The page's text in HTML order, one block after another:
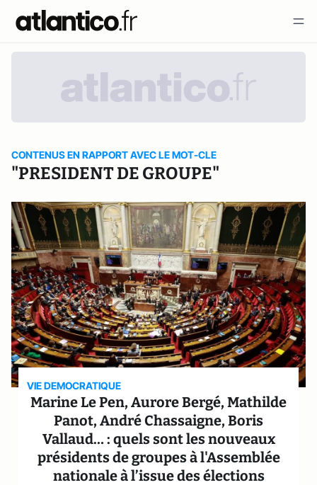
CONTENUS EN RAPPORT AVEC LE MOT-CLE
"PRESIDENT DE GROUPE"
VIE DEMOCRATIQUE
Marine Le Pen, Aurore Bergé, Mathilde
Panot, André Chassaigne, Boris
Vallaud… : quels sont les nouveaux
présidents de groupes à l'Assemblée
nationale à l’issue des élections